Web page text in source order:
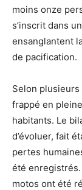
moins onze
s’inscrit dans
ensanglantent
de pacification.
Selon
frappé en
habitants. Le
d’évoluer, fait
pertes
été
motos ont été